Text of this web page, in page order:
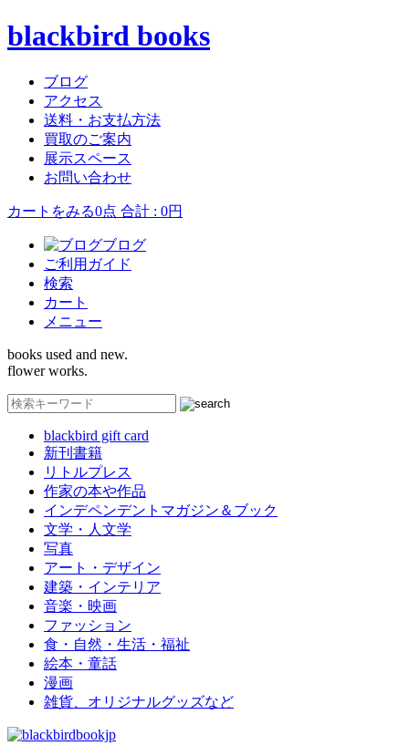
blackbird books
ブログ
アクセス
送料・お支払方法
買取のご案内
展示スペース
お問い合わせ
カートをみる0点 合計 : 0円
ブログ
ご利用ガイド
検索
カート
メニュー
books used and new.
flower works.
blackbird gift card
新刊書籍
リトルプレス
作家の本や作品
インデペンデントマガジン＆ブック
文学・人文学
写真
アート・デザイン
建築・インテリア
音楽・映画
ファッション
食・自然・生活・福祉
絵本・童話
漫画
雑貨、オリジナルグッズなど